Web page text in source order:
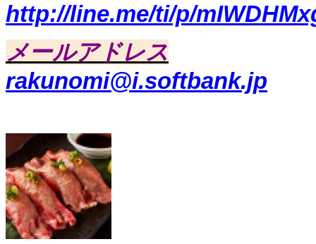
http://line.me/ti/p/
メールアドレス
rakunomi@i.softbank.jp